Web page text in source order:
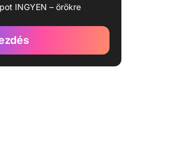
INGYEN – örökre